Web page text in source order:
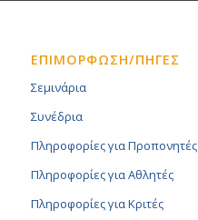
ΕΠΙΜΟΡΦΩΣΗ/ΠΗΓΕΣ
Σεμινάρια
Συνέδρια
Πληροφορίες για Προπονητές
Πληροφορίες για Αθλητές
Πληροφορίες για Κριτές